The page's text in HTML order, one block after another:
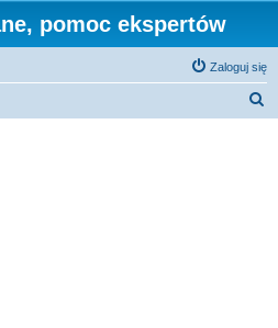
pomoc ekspertów
Zaloguj się